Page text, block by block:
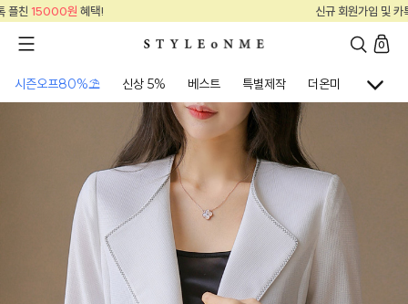
신규 회원가입 및 카톡 플친
0
시즌오프80%⛱ 신상 5% 베스트 특별제작 더온미 골프웨어